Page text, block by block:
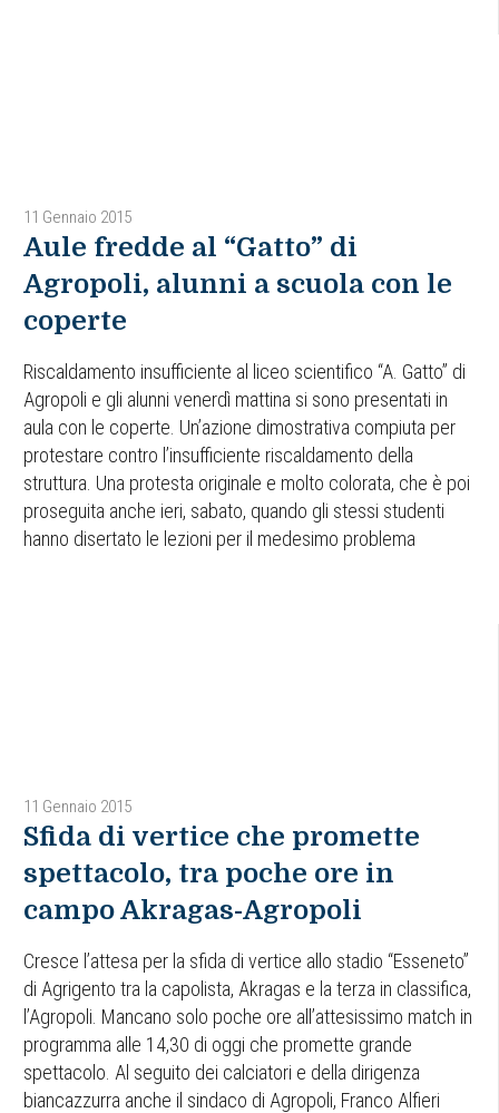
11 Gennaio 2015
Aule fredde al “Gatto” di
Agropoli, alunni a scuola con le
coperte
Riscaldamento insufficiente al liceo scientifico “A. Gatto” di
Agropoli e gli alunni venerdì mattina si sono presentati in
aula con le coperte. Un’azione dimostrativa compiuta per
protestare contro l’insufficiente riscaldamento della
struttura. Una protesta originale e molto colorata, che è poi
proseguita anche ieri, sabato, quando gli stessi studenti
hanno disertato le lezioni per il medesimo problema
11 Gennaio 2015
Sfida di vertice che promette
spettacolo, tra poche ore in
campo Akragas-Agropoli
Cresce l’attesa per la sfida di vertice allo stadio “Esseneto”
di Agrigento tra la capolista, Akragas e la terza in classifica,
l’Agropoli. Mancano solo poche ore all’attesissimo match in
programma alle 14,30 di oggi che promette grande
spettacolo. Al seguito dei calciatori e della dirigenza
biancazzurra anche il sindaco di Agropoli, Franco Alfieri